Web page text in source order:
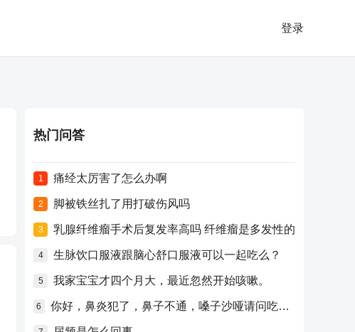
登录
热门问答
1 痛经太厉害了怎么办啊
2 脚被铁丝扎了用打破伤风吗
3 乳腺纤维瘤手术后复发率高吗 纤维瘤是多发性的
4 生脉饮口服液跟脑心舒口服液可以一起吃么？
5 我家宝宝才四个月大，最近忽然开始咳嗽。
6 你好，鼻炎犯了，鼻子不通，嗓子沙哑请问吃什么药比较好？